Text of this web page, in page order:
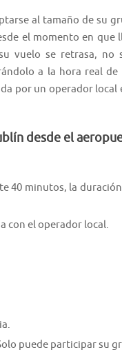
al tamaño de su
el momento en que
vuelo se retrasa, no
a la hora real de
por un operador local
desde el
40 minutos, la
con el operador local.
puede participar su